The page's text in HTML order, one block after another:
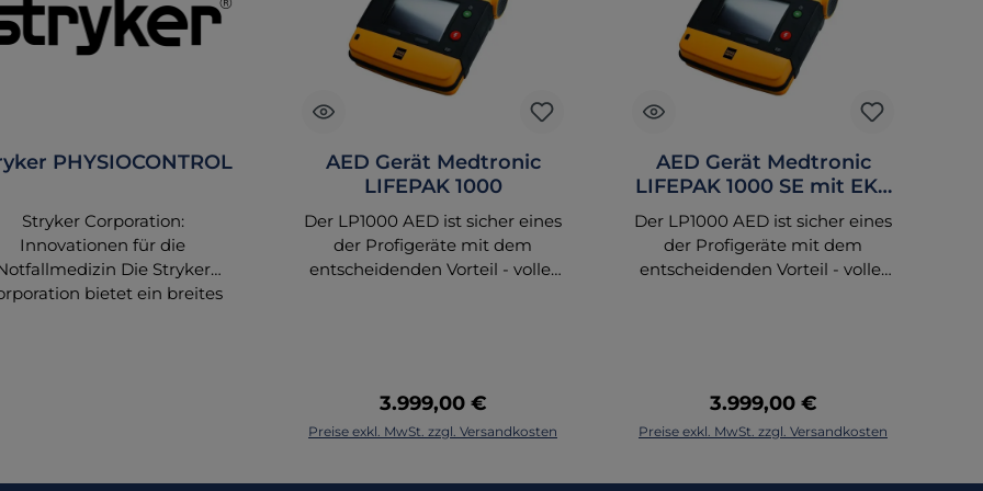
PHYSIOCONTROL
Stryker Corporation:
Innovationen für die
Die Stryker
bietet ein breites
die Versorgung von
AED Gerät Medtronic
LIFEPAK 1000
Der LP1000 AED ist sicher eines
der Profigeräte mit dem
entscheidenden Vorteil - voller
Geräte im Einsatz sind)
Halbautomatischer Defibrillator
Innen- und Außeneinsatz,
Regulärer Preis:
3.999,00 €
Preise exkl. MwSt. zzgl. Versandkosten
In den Warenkorb
AED Gerät Medtronic
LIFEPAK 1000 SE mit EKG
Anzeige
Der LP1000 AED ist sicher eines
der Profigeräte mit dem
entscheidenden Vorteil - voller
Geräte im Einsatz sind)
Halbautomatischer Defibrillator
Innen- und Außeneinsatz,
Regulärer Preis:
3.999,00 €
Preise exkl. MwSt. zzgl. Versandkosten
In den Warenkorb